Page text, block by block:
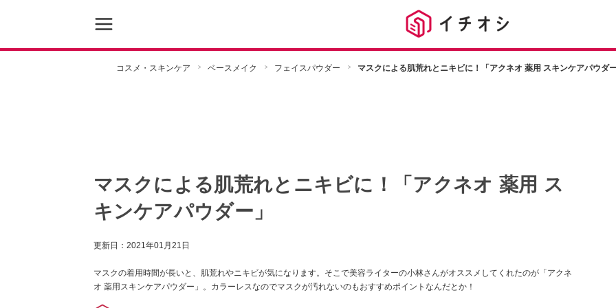
コスメ・スキンケア ベースメイク フェイスパウダー マスクによる肌荒れとニキビに！「アクネオ 薬用 スキンケアパウダ
マスクによる肌荒れとニキビに！「アクネオ 薬用 ス
キンケアパウダー」
更新日： 2021年01月21日
マスクの着用時間が長いと、肌荒れやニキビが気になります。そこで美容ライターの小林さんがオススメしてくれたのが「アクネ
オ 薬用スキンケアパウダー」。カラーレスなのでマスクが汚れないのもおすすめポイントなんだとか！